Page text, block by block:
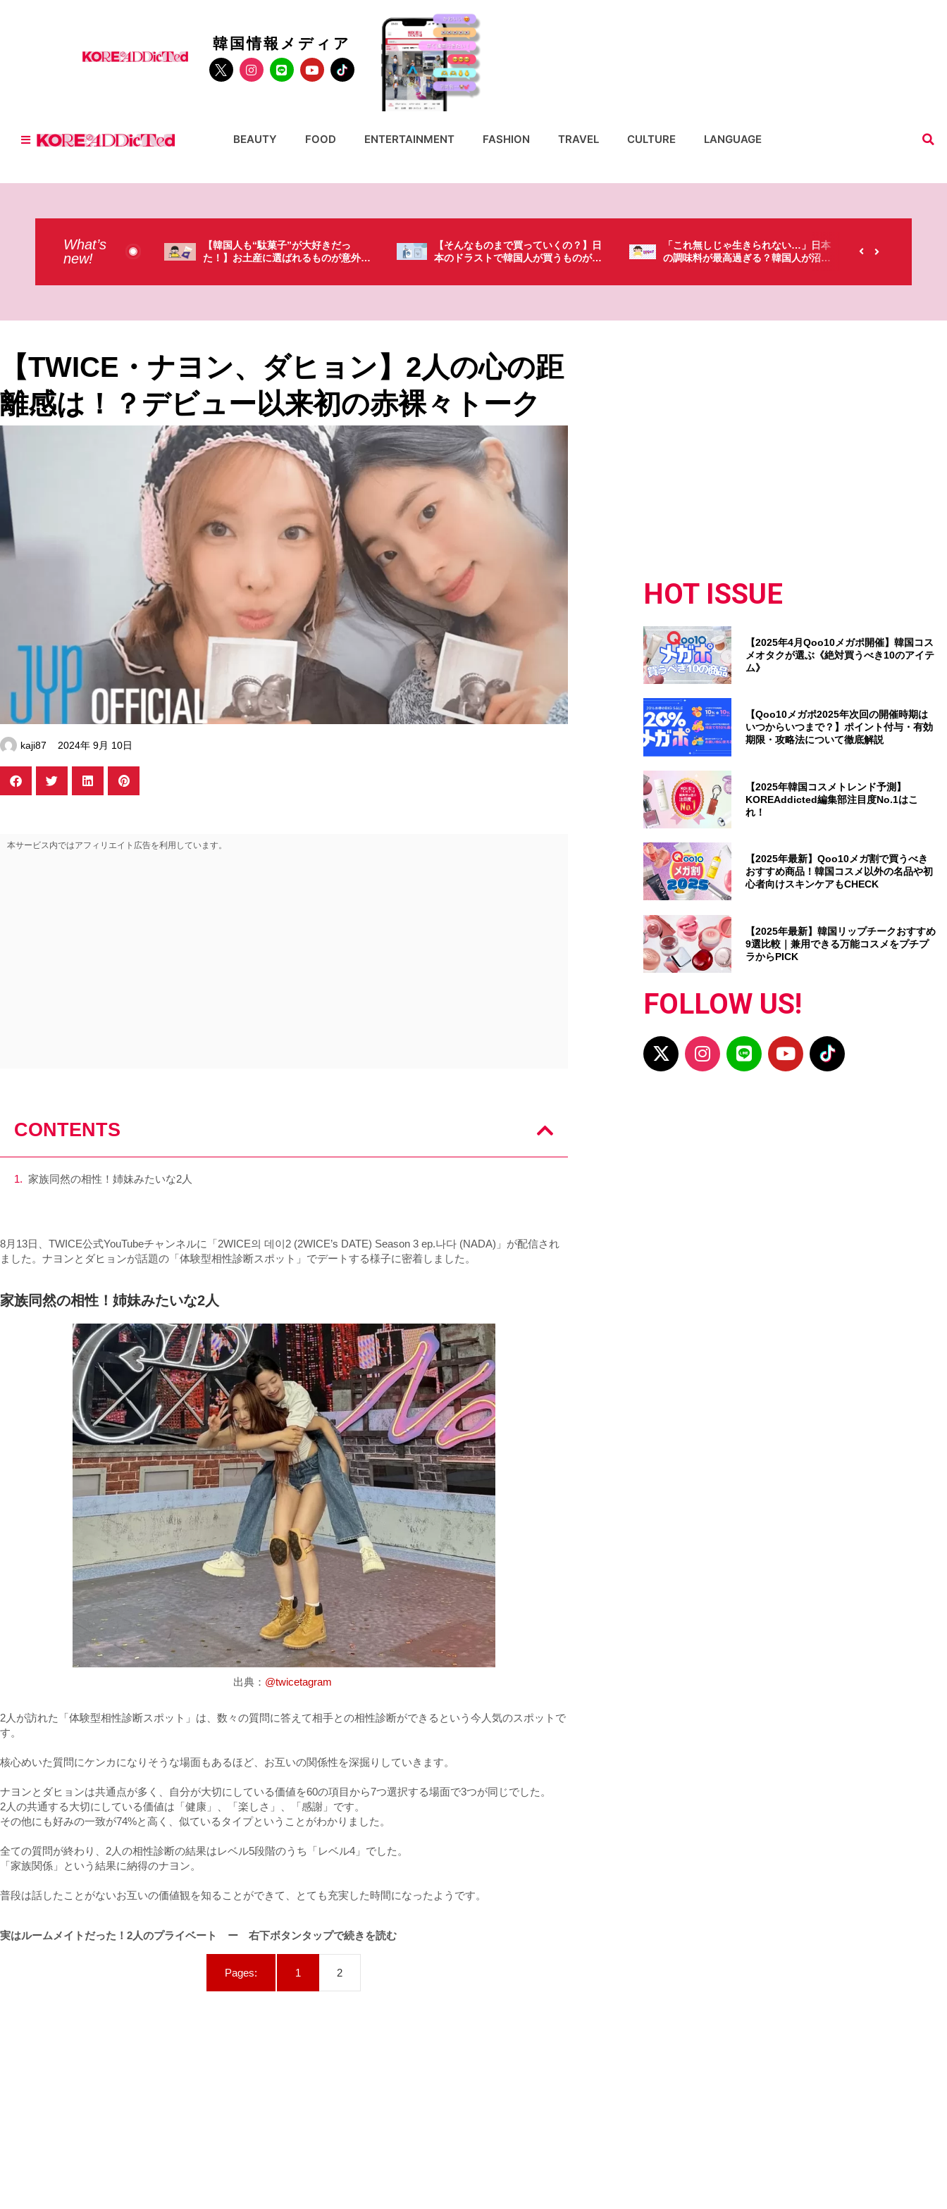
韓国情報メディア
BEAUTY FOOD ENTERTAINMENT FASHION TRAVEL CULTURE LANGUAGE
What’s
new!
人も“駄菓子”が大好きだっ
お土産に選ばれるものが意外過
【そんなものまで買っていくの？】日
本のドラストで韓国人が買うものがち
「これ無しじゃ生きられない…」日本
の調味料が最高過ぎる？韓国人が沼っ
【韓国にもあるのに…】なぜ日本のセ
ブンイレブンが韓国人に人気なの？
【TWICE・ナヨン、ダヒョン】2人の心の距
離感は！？デビュー以来初の赤裸々トーク
kaji87 2024年 9月 10日
本サービス内ではアフィリエイト広告を利用しています。
CONTENTS
家族同然の相性！姉妹みたいな2人
8月13日、TWICE公式YouTubeチャンネルに「2WICE의 데이2 (2WICE’s DATE) Season 3 ep.나다 (NADA)」が配信され
ました。ナヨンとダヒョンが話題の「体験型相性診断スポット」でデートする様子に密着しました。
家族同然の相性！姉妹みたいな2人
出典： @twicetagram
2人が訪れた「体験型相性診断スポット」は、数々の質問に答えて相手との相性診断ができるという今人気のスポットで
す。
核心めいた質問にケンカになりそうな場面もあるほど、お互いの関係性を深掘りしていきます。
ナヨンとダヒョンは共通点が多く、自分が大切にしている価値を60の項目から7つ選択する場面で3つが同じでした。
2人の共通する大切にしている価値は「健康」、「楽しさ」、「感謝」です。
その他にも好みの一致が74%と高く、似ているタイプということがわかりました。
全ての質問が終わり、2人の相性診断の結果はレベル5段階のうち「レベル4」でした。
「家族関係」という結果に納得のナヨン。
普段は話したことがないお互いの価値観を知ることができて、とても充実した時間になったようです。
実はルームメイトだった！2人のプライベート ー 右下ボタンタップで続きを読む
Pages: 1 2
HOT ISSUE
【2025年4月Qoo10メガポ開催】韓国コス
メオタクが選ぶ《絶対買うべき10のアイテ
ム》
【Qoo10メガポ2025年次回の開催時期は
いつからいつまで？】ポイント付与・有効
期限・攻略法について徹底解説
【2025年韓国コスメトレンド予測】
KOREAddicted編集部注目度No.1はこ
れ！
【2025年最新】Qoo10メガ割で買うべき
おすすめ商品！韓国コスメ以外の名品や初
心者向けスキンケアもCHECK
【2025年最新】韓国リップチークおすすめ
9選比較｜兼用できる万能コスメをプチプ
ラからPICK
FOLLOW US!